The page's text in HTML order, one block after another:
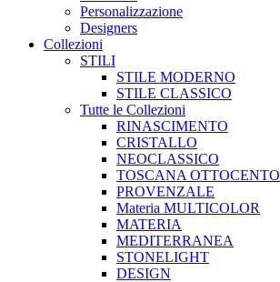
Personalizzazione
Designers
Collezioni
STILI
STILE MODERNO
STILE CLASSICO
Tutte le Collezioni
RINASCIMENTO
CRISTALLO
NEOCLASSICO
TOSCANA OTTOCENTO
PROVENZALE
Materia MULTICOLOR
MATERIA
MEDITERRANEA
STONELIGHT
DESIGN